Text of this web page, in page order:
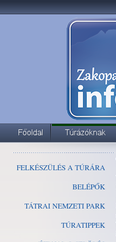
FELKÉSZÜLÉS A TÚRÁRA
BELÉPŐK
TÁTRAI NEMZETI PARK
TÚRATIPPEK